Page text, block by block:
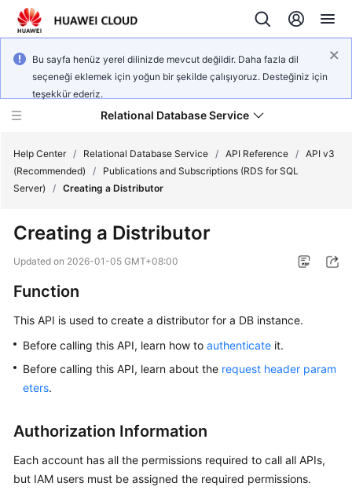
Bu sayfa henüz yerel dilinizde mevcut değildir. Daha fazla dil
seçeneği eklemek için yoğun bir şekilde çalışıyoruz. Desteğiniz için
teşekkür ederiz.
Relational Database Service
Service
Overview
Billing
Started
Kernels
User
Guide
Best
Help Center / Relational Database Service / API Reference / API v3
(Recommended)
/
Publications and Subscriptions (RDS for SQL
Server)
/ Creating a Distributor
Creating a Distributor
Updated on 2026-01-05 GMT+08:00
Function
This API is used to create a distributor for a DB instance.
Before calling this API, learn how to authenticate it.
Before calling this API, learn about the request header param
eters.
Authorization Information
Each account has all the permissions required to call all APIs,
but IAM users must be assigned the required permissions.